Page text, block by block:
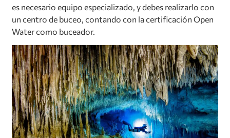
es necesario equipo especializado, y debes realizarlo con
un centro de buceo, contando con la certificación Open
Water como buceador.